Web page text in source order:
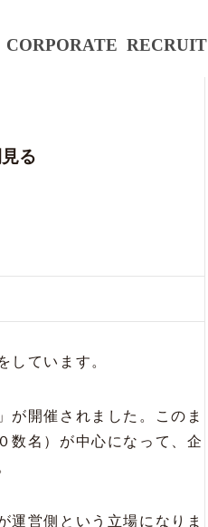
CORPORATE RECRUIT
る
しています。
が開催されました。このま
数名）が中心になって、企
運営側という立場になりま